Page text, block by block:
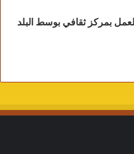
بمركز ثقافي بوسط البلد